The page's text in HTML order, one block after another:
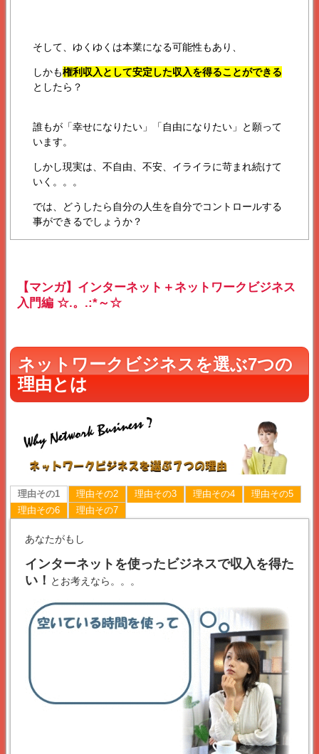
そして、ゆくゆくは本業になる可能性もあり、
しかも権利収入として安定した収入を得ることができる
としたら？
誰もが「幸せになりたい」「自由になりたい」と願って
います。
しかし現実は、不自由、不安、イライラに苛まれ続けて
いく。。。
では、どうしたら自分の人生を自分でコントロールする
事ができるでしょうか？
【マンガ】インターネット＋ネットワークビジネス
入門編 ☆.。.:*～☆
ネットワークビジネスを選ぶ7つの
理由とは
理由その1 理由その2 理由その3 理由その4
理由その5
理由その6
理由その7
あなたがもし
インターネットを使ったビジネスで収入を得た
い！ とお考えなら。。。